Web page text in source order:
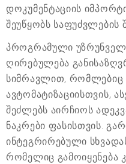
დოკუმენტაციის
შეუწყობს საფუძვლების
პროგრამული
ღირებულება
სიმრავლით, რომლებიც
ავტომატიზაციისთვის,
შეძლებს აირჩიოს
ნაკრები ფასისთვის.
ინტეგრირებული
რომელიც გამოიყენება